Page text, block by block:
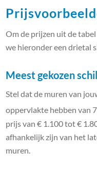
Om de prijzen uit de
we hieronder een drietal
Meest gekozen
Stel dat de muren van
oppervlakte hebben van
prijs van € 1.100 tot €
afhankelijk zijn van het
muren.